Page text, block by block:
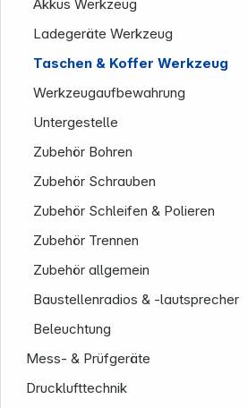
Akkus Werkzeug
Ladegeräte Werkzeug
Taschen & Koffer Werkzeug
Werkzeugaufbewahrung
Untergestelle
Zubehör Bohren
Zubehör Schrauben
Zubehör Schleifen & Polieren
Zubehör Trennen
Zubehör allgemein
Baustellenradios & -lautsprecher
Beleuchtung
Mess- & Prüfgeräte
Drucklufttechnik